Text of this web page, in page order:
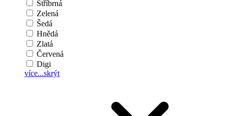
Stříbrná
Zelená
Šedá
Hnědá
Zlatá
Červená
Digi
více...skrýt